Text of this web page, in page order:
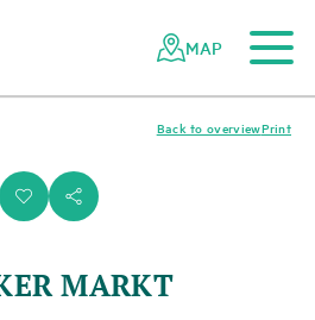
MAP
i s
Print
Back to overview
MARKT